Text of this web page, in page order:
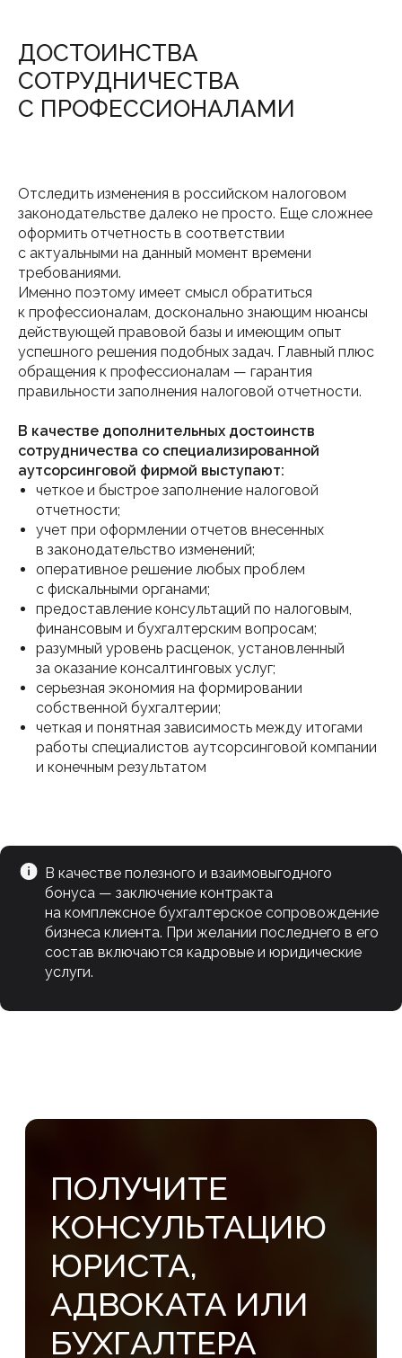
ДОСТОИНСТВА
СОТРУДНИЧЕСТВА
С ПРОФЕССИОНАЛАМИ
Отследить изменения в российском налоговом
законодательстве далеко не просто. Еще сложнее
оформить отчетность в соответствии
с актуальными на данный момент времени
требованиями.
Именно поэтому имеет смысл обратиться
к профессионалам, досконально знающим нюансы
действующей правовой базы и имеющим опыт
успешного решения подобных задач. Главный плюс
обращения к профессионалам — гарантия
правильности заполнения налоговой отчетности.
В качестве дополнительных достоинств
сотрудничества со специализированной
аутсорсинговой фирмой выступают:
четкое и быстрое заполнение налоговой
отчетности;
учет при оформлении отчетов внесенных
в законодательство изменений;
оперативное решение любых проблем
с фискальными органами;
предоставление консультаций по налоговым,
финансовым и бухгалтерским вопросам;
разумный уровень расценок, установленный
за оказание консалтинговых услуг;
серьезная экономия на формировании
собственной бухгалтерии;
четкая и понятная зависимость между итогами
работы специалистов аутсорсинговой компании
и конечным результатом
В качестве полезного и взаимовыгодного
бонуса — заключение контракта
на комплексное бухгалтерское сопровождение
бизнеса клиента. При желании последнего в его
состав включаются кадровые и юридические
услуги.
ПОЛУЧИТЕ
КОНСУЛЬТАЦИЮ
ЮРИСТА,
Звоните по телефону: +7 (4822) 45-00-25
Позвонить
Мы также ждем Вас в нашем офисе
по адресу:
г. Тверь, ул. Московская, д. 26, помещение
LIV.